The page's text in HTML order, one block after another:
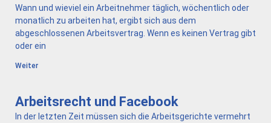
Wann und wieviel ein Arbeitnehmer täglich, wöchentlich oder
monatlich zu arbeiten hat, ergibt sich aus dem
abgeschlossenen Arbeitsvertrag. Wenn es keinen Vertrag gibt
oder ein
Weiter
Arbeitsrecht und Facebook
In der letzten Zeit müssen sich die Arbeitsgerichte vermehrt